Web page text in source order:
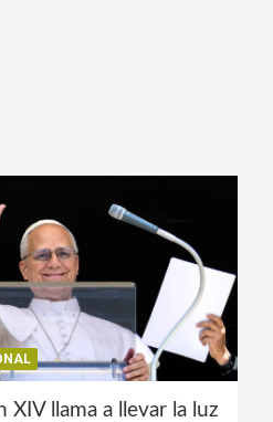
XIV llama a llevar la luz